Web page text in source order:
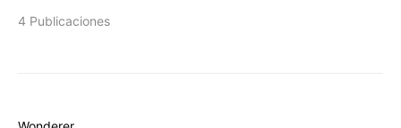
4 Publicaciones